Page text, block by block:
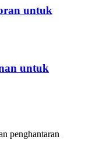
untuk
untuk
penghantaran